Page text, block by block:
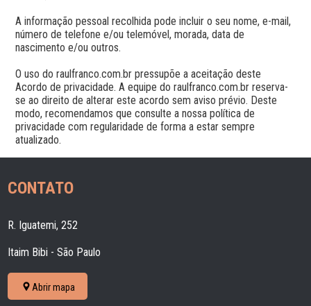
A informação pessoal recolhida pode incluir o seu nome, e-mail,
número de telefone e/ou telemóvel, morada, data de
nascimento e/ou outros.
O uso do raulfranco.com.br pressupõe a aceitação deste
Acordo de privacidade. A equipe do raulfranco.com.br reserva-
se ao direito de alterar este acordo sem aviso prévio. Deste
modo, recomendamos que consulte a nossa política de
privacidade com regularidade de forma a estar sempre
atualizado.
CONTATO
R. Iguatemi, 252
Itaim Bibi - São Paulo
Abrir mapa